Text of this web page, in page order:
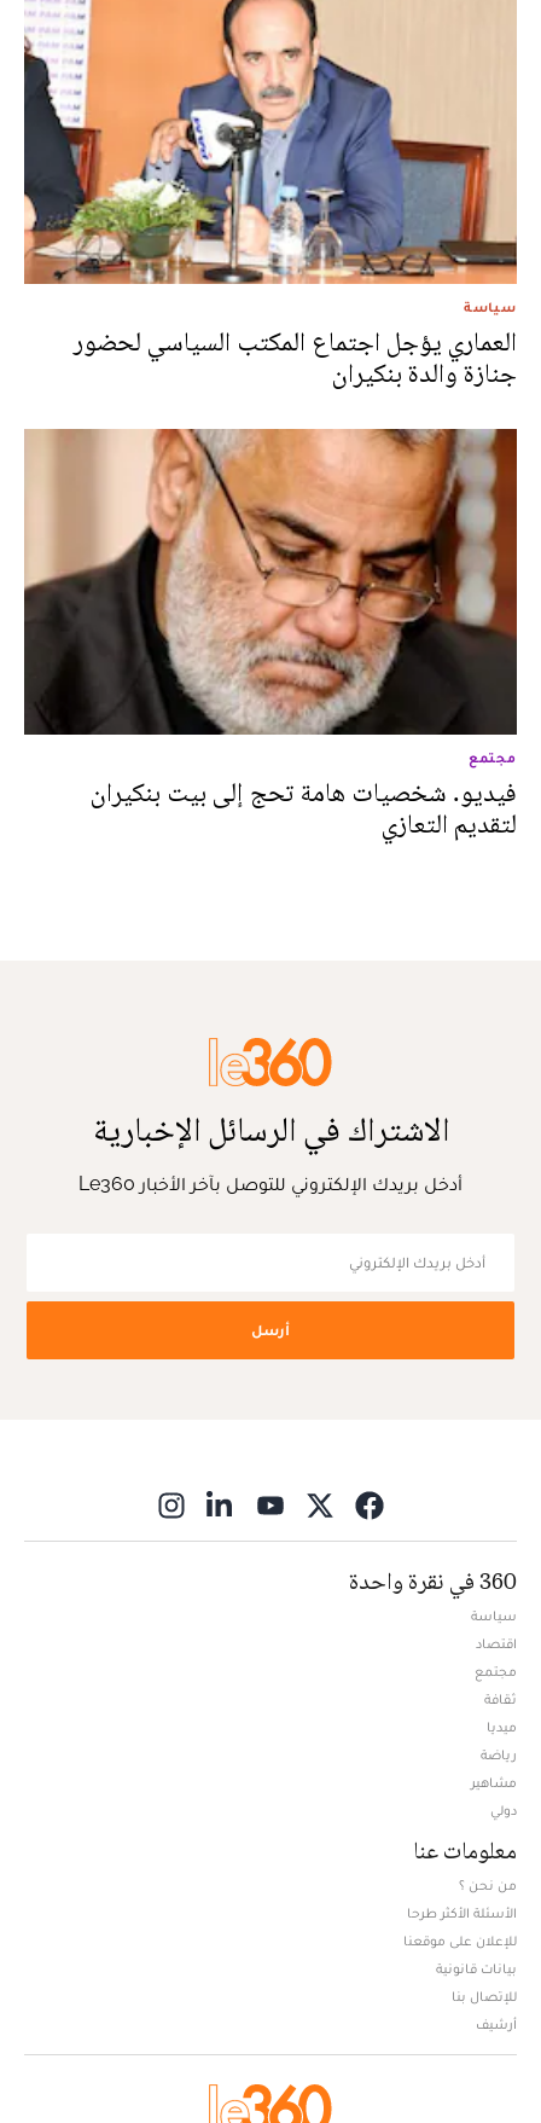
سياسة
العماري يؤجل اجتماع المكتب السياسي لحضور
جنازة والدة بنكيران
مجتمع
فيديو. شخصيات هامة تحج إلى بيت بنكيران
لتقديم التعازي
الاشتراك في الرسائل الإخبارية
أدخل بريدك الإلكتروني للتوصل بآخر الأخبار Le360
أرسل
360 في نقرة واحدة
سياسة
اقتصاد
مجتمع
ثقافة
ميديا
رياضة
مشاهير
دولي
معلومات عنا
من نحن ؟
الأسئلة الأكثر طرحا
للإعلان على موقعنا
بيانات قانونية
للإتصال بنا
أرشيف